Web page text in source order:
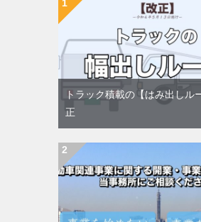
トラック積載の【はみ出しル
正